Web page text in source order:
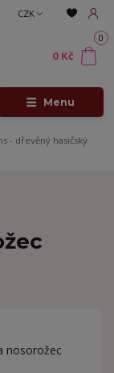
Menu
CZK
0
0 Kč
- dřevěný hasičský